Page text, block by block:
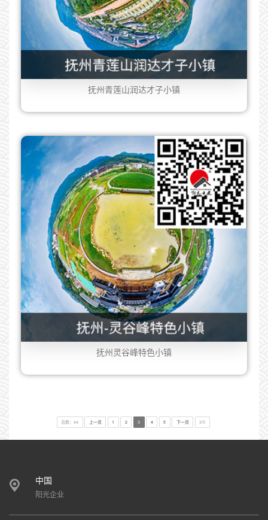
抚州青莲山润达才子小镇
抚州灵谷峰特色小镇
总数：44 上一页 1 2 3 4 5 下一页 3/5
中国
阳光企业